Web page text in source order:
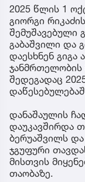
2025 წლის 1
გიორგი
შემუშავებული
გაბაშვილი და
დაესხნენ გიგა
ჯანმრთელობის
შედეგადაც
დანაშაულის
დაუკავშირდა
ბერუაშვილს და
ჯგუფური
მისთვის
თაობაზე.